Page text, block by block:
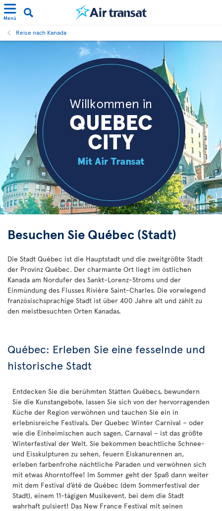
Menü
Reise nach Kanada
Besuchen Sie Québec (Stadt)
Die Stadt Québec ist die Hauptstadt und die zweitgrößte Stadt
der Provinz Québec. Der charmante Ort liegt im östlichen
Kanada am Nordufer des Sankt-Lorenz-Stroms und der
Einmündung des Flusses Rivière Saint-Charles. Die vorwiegend
französischsprachige Stadt ist über 400 Jahre alt und zählt zu
den meistbesuchten Orten Kanadas.
Québec: Erleben Sie eine fesselnde und
historische Stadt
Entdecken Sie die berühmten Stätten Québecs, bewundern
Sie die Kunstangebote, lassen Sie sich von der hervorragenden
Küche der Region verwöhnen und tauchen Sie ein in
erlebnisreiche Festivals. Der Quebec Winter Carnival – oder
wie die Einheimischen auch sagen, Carnaval – ist das größte
Winterfestival der Welt. Sie bekommen beachtliche Schnee-
und Eisskulpturen zu sehen, feuern Eiskanurennen an,
erleben farbenfrohe nächtliche Paraden und verwöhnen sich
mit etwas Ahorntoffee! Im Sommer geht der Spaß dann weiter
mit dem Festival d’été de Québec (dem Sommerfestival der
Stadt), einem 11-tägigen Musikevent, bei dem die Stadt
wahrhaft pulsiert! Das New France Festival mit seinen